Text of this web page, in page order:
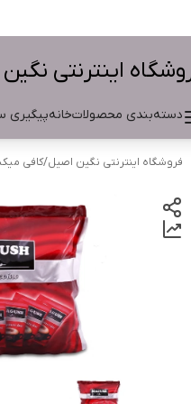
اینترنتی
دسته‌بندی محصولاتخانهپیگیری
فروشگاه اینترنتی نگین اصیل/کافی